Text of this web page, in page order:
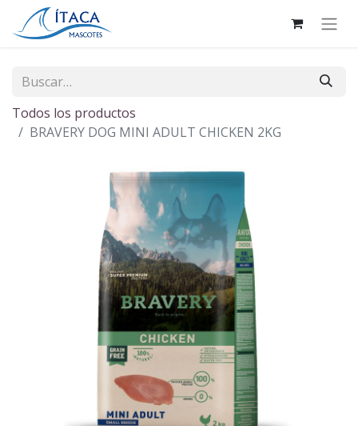
Todos los productos
BRAVERY DOG MINI ADULT CHICKEN 2KG